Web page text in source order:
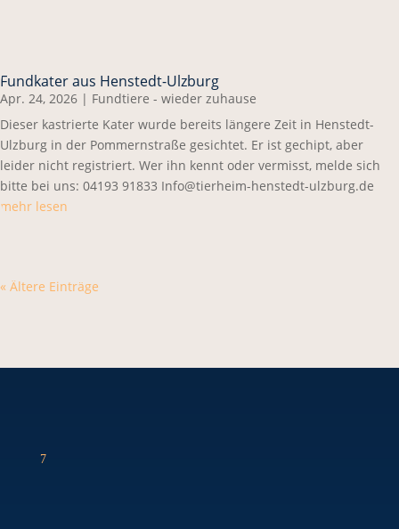
Fundkater aus Henstedt-Ulzburg
Apr. 24, 2026 | Fundtiere - wieder zuhause
Dieser kastrierte Kater wurde bereits längere Zeit in Henstedt-
Ulzburg in der Pommernstraße gesichtet. Er ist gechipt, aber
leider nicht registriert. Wer ihn kennt oder vermisst, melde sich
bitte bei uns: 04193 91833 Info@tierheim-henstedt-ulzburg.de
mehr lesen
« Ältere Einträge
7